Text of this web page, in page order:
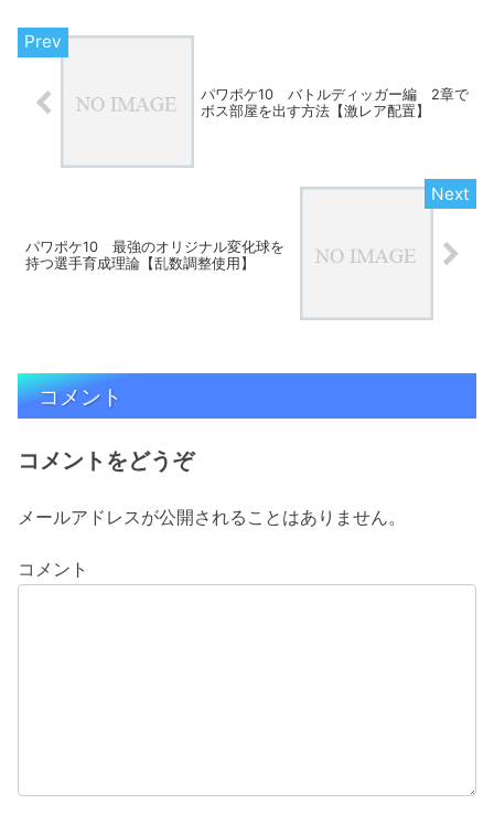
パワポケ10 バトルディッガー編 2章で
ボス部屋を出す方法【激レア配置】
パワポケ10 最強のオリジナル変化球を
持つ選手育成理論【乱数調整使用】
コメント
コメントをどうぞ
メールアドレスが公開されることはありません。
コメント